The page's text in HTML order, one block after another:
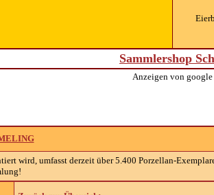
Sammlershop
Anzeigen von google
wird, umfasst derzeit über 5.400 Porzellan-